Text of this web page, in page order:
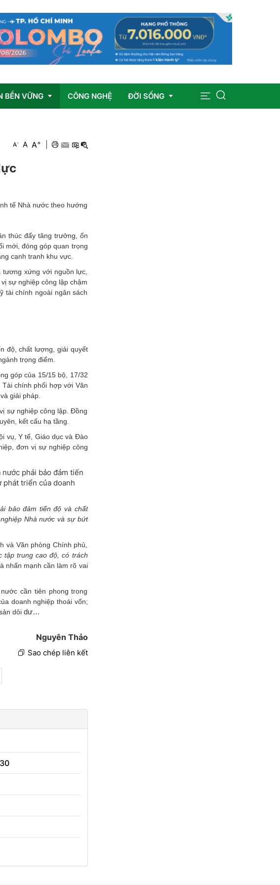
BỀN VỮNG CÔNG NGHỆ ĐỜI SỐNG
A- A A+
tế Nhà nước theo hướng
thúc đẩy tăng trưởng, ổn
mới, đóng góp quan trọng
cạnh tranh khu vực.
xứng với nguồn lực,
sự nghiệp công lập chậm
tài chính ngoài ngân sách
độ, chất lượng, giải quyết
trọng điểm.
góp của 15/15 bộ, 17/32
chính phối hợp với Văn
giải pháp.
sự nghiệp công lập. Đồng
kết cấu hạ tầng.
vụ, Y tế, Giáo dục và Đào
đơn vị sự nghiệp công
bảo đảm tiến độ và chất
Nhà nước và sự bứt
và Văn phòng Chính phủ,
tập trung cao độ, có trách
nhấn mạnh cần làm rõ vai
cần tiên phong trong
doanh nghiệp thoái vốn;
dôi dư…
Nguyên Thảo
Sao chép liên kết